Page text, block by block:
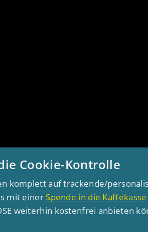
Cookie-Kontrolle
komplett auf trackende/
mit einer Spende in die Kaffekasse
weiterhin kostenfrei anbieten